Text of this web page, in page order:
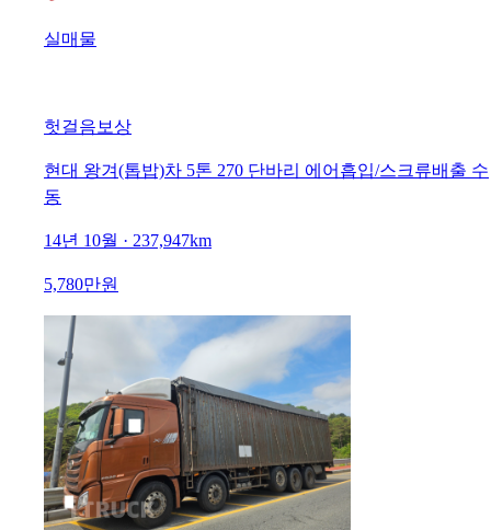
실매물
헛걸음보상
현대 왕겨(톱밥)차 5톤 270 단바리 에어흡입/스크류배출 수
동
14년 10월 · 237,947km
5,780만원